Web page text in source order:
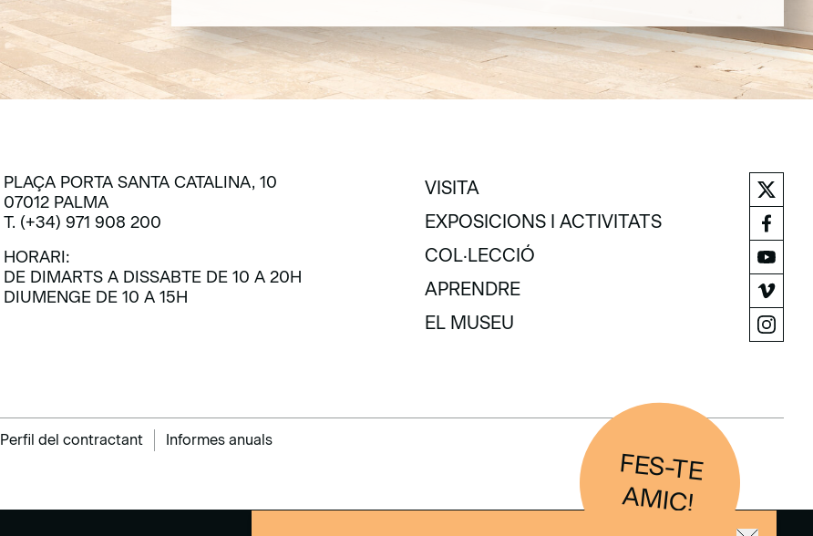
PLAÇA PORTA SANTA CATALINA, 10
07012 PALMA
T. (+34) 971 908 200
HORARI:
DE DIMARTS A DISSABTE DE 10 A 20H
DIUMENGE DE 10 A 15H
VISITA
VISITA
EXPOSICIONS I ACTIVITATS
EXPOSICIONS I ACTIVITATS
COL·LECCIÓ
COL·LECCIÓ
APRENDRE
APRENDRE
EL MUSEU
Perfil del contractant Informes anuals
FES-TE
AM
IC
!